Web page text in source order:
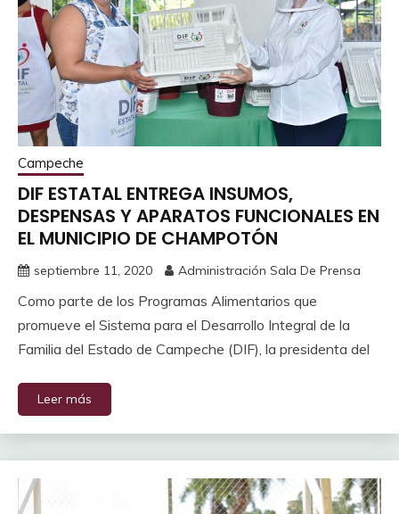
Campeche
DIF ESTATAL ENTREGA INSUMOS,
DESPENSAS Y APARATOS FUNCIONALES EN
EL MUNICIPIO DE CHAMPOTÓN
septiembre 11, 2020 Administración Sala De Prensa
Como parte de los Programas Alimentarios que
promueve el Sistema para el Desarrollo Integral de la
Familia del Estado de Campeche (DIF), la presidenta del
Leer más